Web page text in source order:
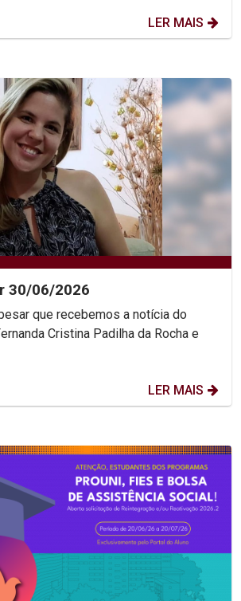
LER MAIS
30/06/2026
que recebemos a notícia do
Cristina Padilha da Rocha e
LER MAIS